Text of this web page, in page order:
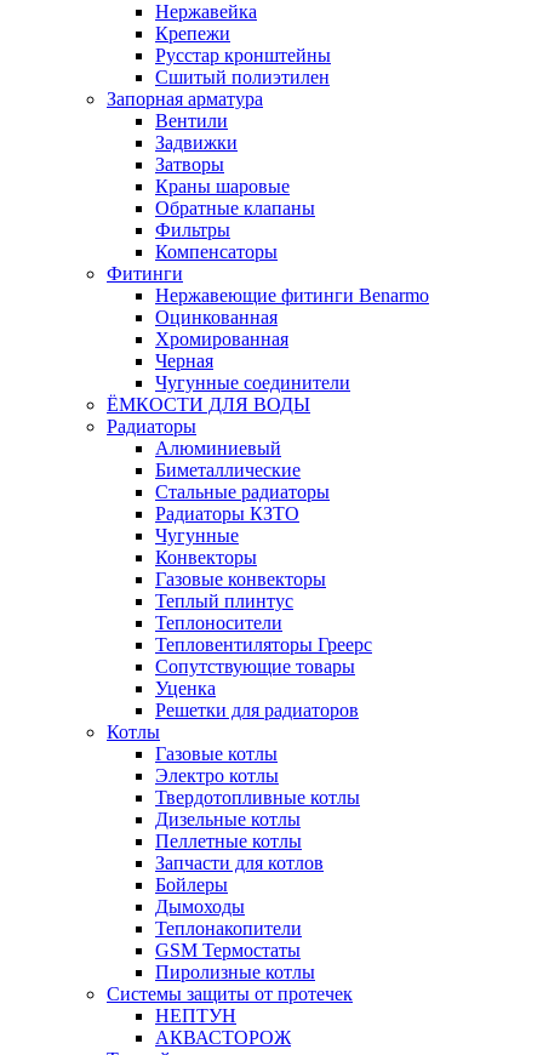
Нержавейка
Крепежи
Русстар кронштейны
Сшитый полиэтилен
Запорная арматура
Вентили
Задвижки
Затворы
Краны шаровые
Обратные клапаны
Фильтры
Компенсаторы
Фитинги
Нержавеющие фитинги Benarmo
Оцинкованная
Хромированная
Черная
Чугунные соединители
ЁМКОСТИ ДЛЯ ВОДЫ
Радиаторы
Алюминиевый
Биметаллические
Стальные радиаторы
Радиаторы КЗТО
Чугунные
Конвекторы
Газовые конвекторы
Теплый плинтус
Теплоносители
Тепловентиляторы Греерс
Сопутствующие товары
Уценка
Решетки для радиаторов
Котлы
Газовые котлы
Электро котлы
Твердотопливные котлы
Дизельные котлы
Пеллетные котлы
Запчасти для котлов
Бойлеры
Дымоходы
Теплонакопители
GSM Термостаты
Пиролизные котлы
Системы защиты от протечек
НЕПТУН
АКВАСТОРОЖ